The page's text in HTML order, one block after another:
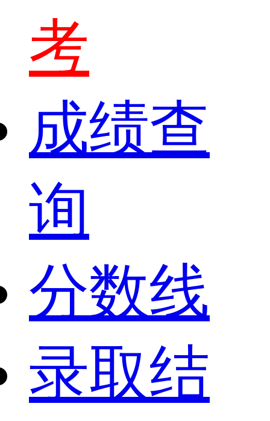
考
成绩查
询
分数线
录取结